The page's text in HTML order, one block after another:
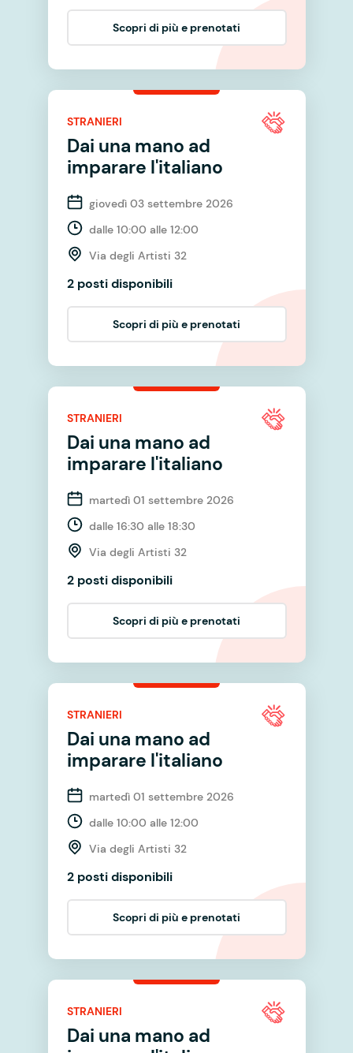
Scopri di più e prenotati
STRANIERI
Dai una mano ad
imparare l'italiano
giovedì 03 settembre 2026
dalle 10:00 alle 12:00
Via degli Artisti 32
2 posti disponibili
Scopri di più e prenotati
STRANIERI
Dai una mano ad
imparare l'italiano
martedì 01 settembre 2026
dalle 16:30 alle 18:30
Via degli Artisti 32
2 posti disponibili
Scopri di più e prenotati
STRANIERI
Dai una mano ad
imparare l'italiano
martedì 01 settembre 2026
dalle 10:00 alle 12:00
Via degli Artisti 32
2 posti disponibili
Scopri di più e prenotati
STRANIERI
Dai una mano ad